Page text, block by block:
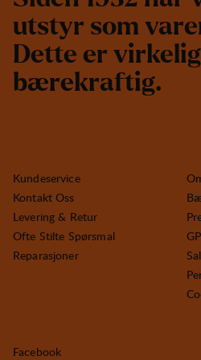
utstyr som vare
Dette er virkelig
bærekraftig.
Kundeservice
Kontakt Oss
Levering & Retur
Ofte Stilte Spørsmal
Reparasjoner
Facebook